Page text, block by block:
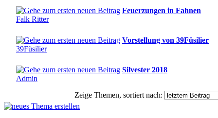
Feuerzungen in Fahnen
Falk Ritter
Vorstellung von 39Füsilier
39Füsilier
Silvester 2018
Admin
Zeige Themen, sortiert nach: